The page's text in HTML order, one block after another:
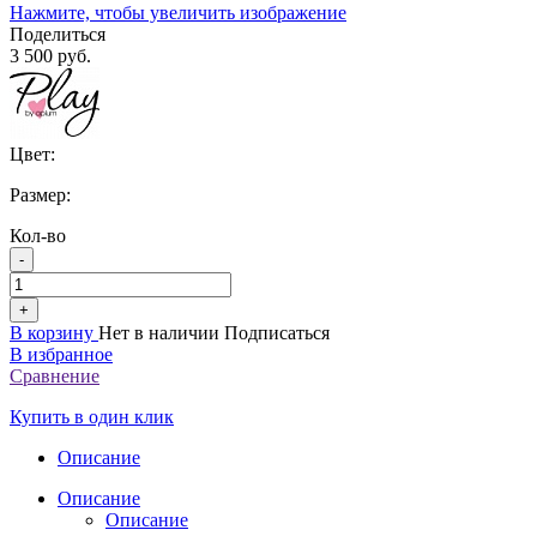
Нажмите, чтобы увеличить изображение
Поделиться
3 500 руб.
Цвет:
Размер:
Кол-во
-
+
В корзину Нет в наличии Подписаться
В избранное
Сравнение
Купить в один клик
Описание
Описание
Описание